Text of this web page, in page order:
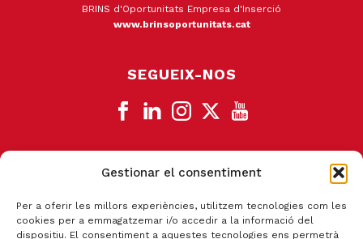
Gestionar el consentiment
Per a oferir les millors experiències, utilitzem tecnologies com les
cookies per a emmagatzemar i/o accedir a la informació del
dispositiu. El consentiment a aquestes tecnologies ens permetrà
BRINS d'Oportunitats Empresa d'Inserció
www.brinsoportunitats.cat
SEGUEIX-NOS
CANAL DE DENÚNCIA